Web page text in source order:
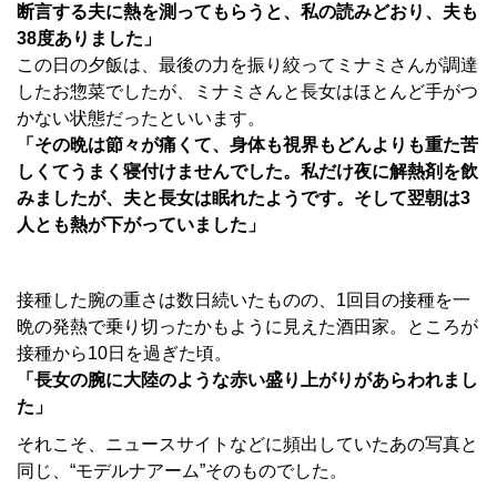
断言する夫に熱を測ってもらうと、私の読みどおり、夫も
38度ありました」
この日の夕飯は、最後の力を振り絞ってミナミさんが調達
したお惣菜でしたが、ミナミさんと長女はほとんど手がつ
かない状態だったといいます。
「その晩は節々が痛くて、身体も視界もどんよりも重た苦
しくてうまく寝付けませんでした。私だけ夜に解熱剤を飲
みましたが、夫と長女は眠れたようです。そして翌朝は3
人とも熱が下がっていました」
接種した腕の重さは数日続いたものの、1回目の接種を一
晩の発熱で乗り切ったかもように見えた酒田家。ところが
接種から10日を過ぎた頃。
「長女の腕に大陸のような赤い盛り上がりがあらわれまし
た」
それこそ、ニュースサイトなどに頻出していたあの写真と
同じ、“モデルナアーム”そのものでした。